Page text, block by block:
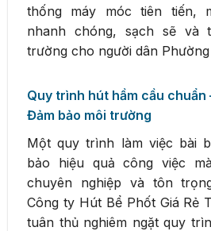
thống máy móc tiên tiến,
nhanh chóng, sạch sẽ và
trường cho người dân
Quy trình hút hầm cầu chuẩn
Đảm bảo môi trường
Một quy trình làm việc bài
bảo hiệu quả công việc
chuyên nghiệp và tôn
Công ty Hút Bể Phốt Giá Rẻ
tuân thủ nghiêm ngặt quy